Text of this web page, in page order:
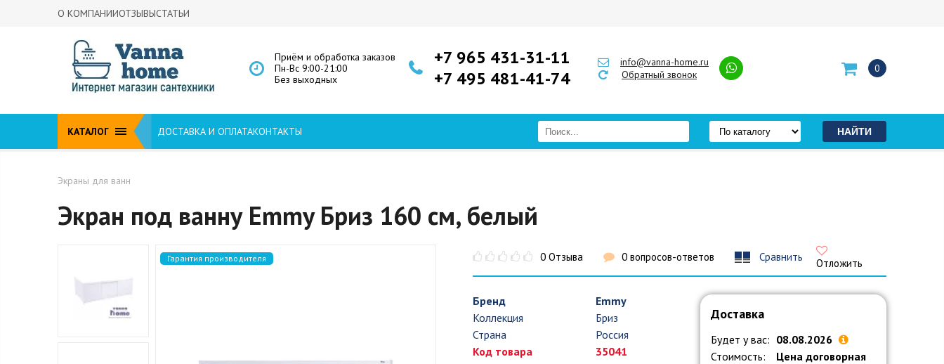
О КОМПАНИИОТЗЫВЫСТАТЬИ
Приём и обработка заказов
Пн-Вс 9:00-21:00
Без выходных
+7 965 431-31-11
+7 495 481-41-74
info@vanna-home.ru
Обратный звонок
0
КАТАЛОГ ДОСТАВКА И ОПЛАТАКОНТАКТЫ
Экраны для ванн
Экран под ванну Emmy Бриз 160 см, белый
Гарантия производителя 0 Отзыва 0 вопросов-ответов Сравнить Отложить
Бренд
Emmy
Коллекция
Бриз
Страна
Россия
Код товара
35041
Доставка
Будет у вас: 08.08.2026
Стоимость:
Цена договорная